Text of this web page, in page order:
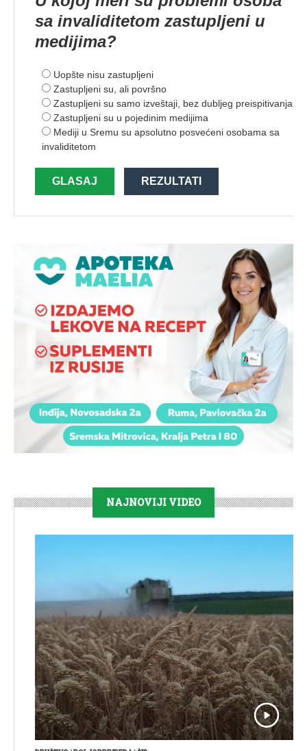
sa invaliditetom zastupljeni u
medijima?
Uopšte nisu zastupljeni
Zastupljeni su, ali površno
Zastupljeni su samo izveštaji, bez dubljeg preispitivanja
Zastupljeni su u pojedinim medijima
Mediji u Sremu su apsolutno posvećeni osobama sa
invaliditetom
GLASAJ REZULTATI
NAJNOVIJI VIDEO